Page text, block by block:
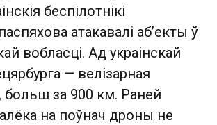
беспілотнікі
атакавалі аб’екты ў
вобласці. Ад украінскай
— велізарная
больш за 900 км. Раней
на поўнач дроны не